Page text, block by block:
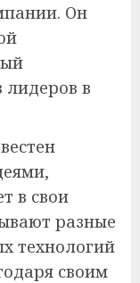
Он
лидеров в
в свои
разные
технологий
своим